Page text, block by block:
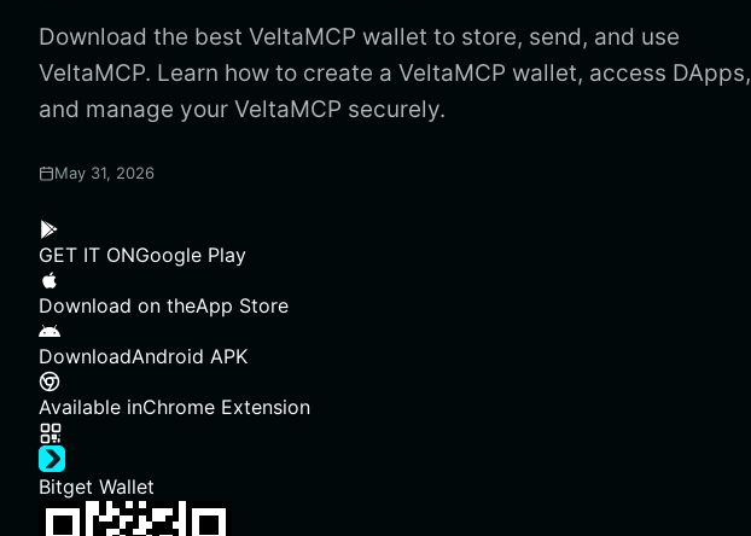
Download the best VeltaMCP wallet to store, send, and use
VeltaMCP. Learn how to create a VeltaMCP wallet, access DApps,
and manage your VeltaMCP securely.
May 31, 2026
GET IT ONGoogle Play
Download on theApp Store
DownloadAndroid APK
Available inChrome Extension
Bitget Wallet